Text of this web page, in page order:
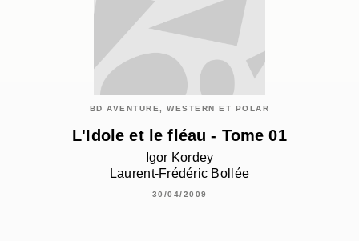
BD AVENTURE, WESTERN ET POLAR
L'Idole et le fléau - Tome 01
Igor Kordey
Laurent-Frédéric Bollée
30/04/2009